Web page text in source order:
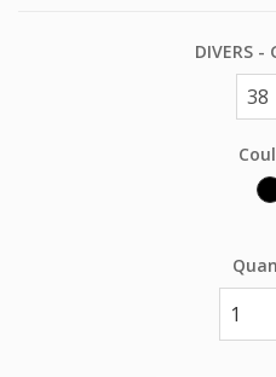
DIVERS -